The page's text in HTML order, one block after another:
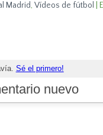
Madrid, Vídeos de fútbol
Sé el primero!
nuevo